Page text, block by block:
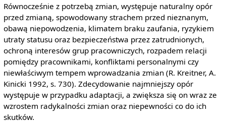
Równocześnie z potrzebą zmian, występuje naturalny opór
przed zmianą, spowodowany strachem przed nieznanym,
obawą niepowodzenia, klimatem braku zaufania, ryzykiem
utraty statusu oraz bezpieczeństwa przez zatrudnionych,
ochroną interesów grup pracowniczych, rozpadem relacji
pomiędzy pracownikami, konfliktami personalnymi czy
niewłaściwym tempem wprowadzania zmian (R. Kreitner, A.
Kinicki 1992, s. 730). Zdecydowanie najmniejszy opór
występuje w przypadku adaptacji, a zwiększa się on wraz ze
wzrostem radykalności zmian oraz niepewności co do ich
skutków.